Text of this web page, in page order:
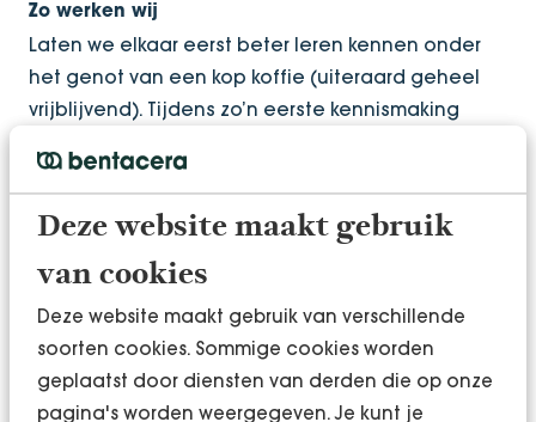
Deze website maakt gebruik
van cookies
Deze website maakt gebruik van verschillende
soorten cookies. Sommige cookies worden
geplaatst door diensten van derden die op onze
pagina's worden weergegeven. Je kunt je
Zo werken wij
Laten we elkaar eerst beter leren kennen onder
het genot van een kop koffie (uiteraard geheel
vrijblijvend). Tijdens zo’n eerste kennismaking
klik is, gaan we over tot een analyse. In zo’n
doorgelicht om structurele groei mogelijk te
maken op basis van de gezamenlijke bevindingen
de basis om samen met ons een groeitraject in te